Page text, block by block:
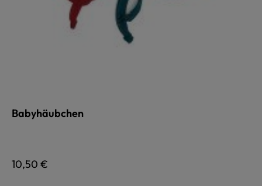
Babyhäubchen
Regulärer Preis:
10,50 €